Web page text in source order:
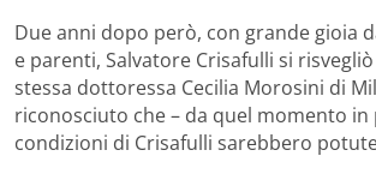
Due anni dopo però, con grande gioia
e parenti, Salvatore Crisafulli si
stessa dottoressa Cecilia Morosini di
riconosciuto che – da quel momento in
condizioni di Crisafulli sarebbero